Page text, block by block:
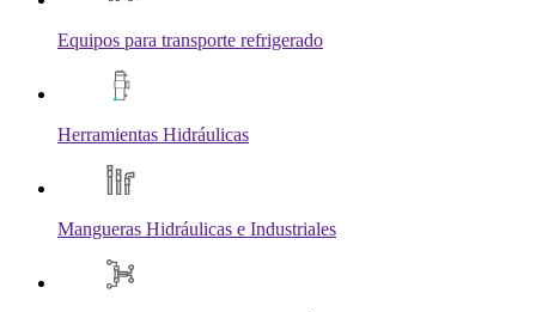
Equipos para transporte refrigerado
Herramientas Hidráulicas
Mangueras Hidráulicas e Industriales